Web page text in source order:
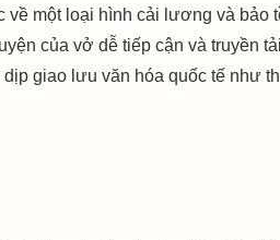
về một loại hình cải lương và bảo
của vở dễ tiếp cận và truyền
giao lưu văn hóa quốc tế như